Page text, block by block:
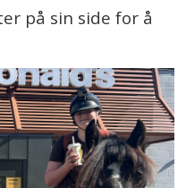
på sin side for å